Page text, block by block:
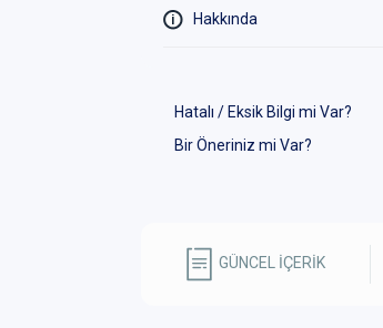
Hakkında
Hatalı / Eksik Bilgi mi Var?
Bir Öneriniz mi Var?
GÜNCEL İÇERİK